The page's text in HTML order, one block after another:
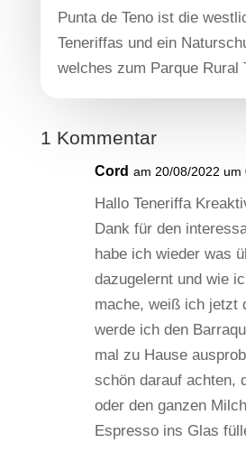
Punta de Teno ist die
Teneriffas und ein
welches zum Parque Rural
1 Kommentar
Cord am 20/08/2022 um
Hallo Teneriffa
Dank für den
habe ich wieder was
dazugelernt und wie
mache, weiß ich jetzt
werde ich den
mal zu Hause
schön darauf achten,
oder den ganzen
Espresso ins Glas